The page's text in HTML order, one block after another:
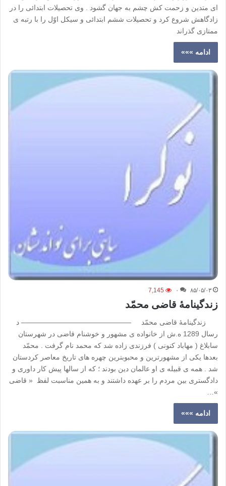
ای متدین و زحمت کش چشم به جهان گشود . وی تحصیلات ابتدائی را در
زادگاهش شروع کرد و تحصیلات ششم ابتدائی و سیکل اوّل را با رتبه ی
ممتازی گذراند
ادامه »»»
۸۵/۰۵/۰۳ ۰ 7,145
زندگینامۀ قاضی محمّد
زندگینامۀ قاضی محمّد ———————————————– د
رسال 1289 ه.ش از خانواده ی مشهور و خوشنام قاضی در شهرستان
سابلاغ ( مهاباد کنونی ) فرزندی زاده شد که محمد نام گرفت . محمّد
بعدها یکی از مشهورترین و محبوبترین چهره های تاریخ معاصر کردستان
شد . همه ی قبیله ی او عالمان دین بودند ؛ که از سالها پیش کار داوری و
دادگستری بین مردم را بر عهده داشتند و به همین مناسبت لفظ « قاضی
»…
ادامه »»»